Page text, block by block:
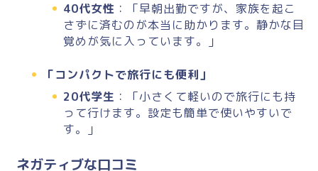
40代女性 ：「早朝出勤ですが、家族を起こ
さずに済むのが本当に助かります。静かな目
覚めが気に入っています。」
「コンパクトで旅行にも便利」
20代学生 ：「小さくて軽いので旅行にも持
って行けます。設定も簡単で使いやすいで
す。」
ネガティブな口コミ